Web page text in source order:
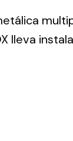
lleva